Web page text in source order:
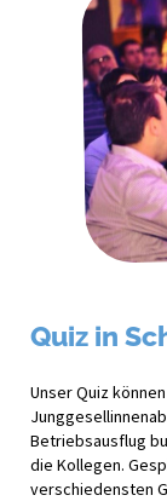
Quiz in
Unser Quiz
Betriebsausflug
die Kollegen.
verschiedensten